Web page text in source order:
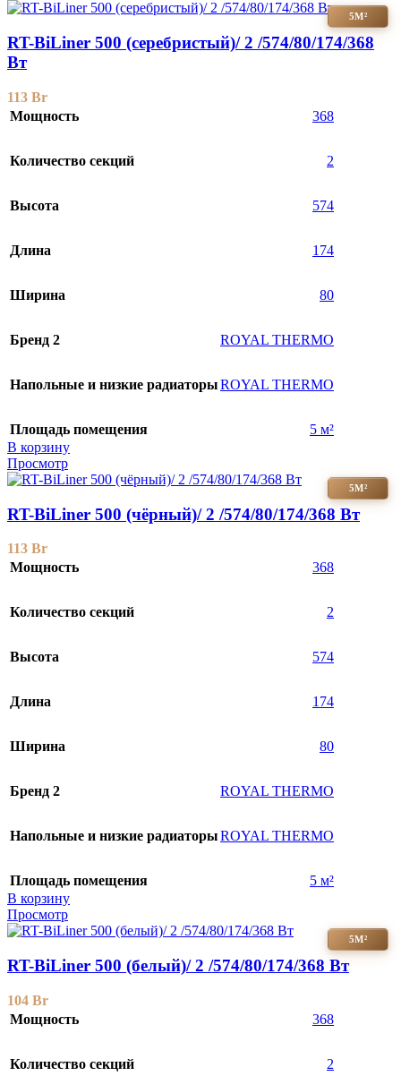
5М²
RT-BiLiner 500 (серебристый)/ 2 /574/80/174/368
Вт
113 Br
Мощность
368
Количество секций 2
Высота 574
Длина 174
Ширина 80
Бренд 2 ROYAL THERMO
Напольные и низкие радиаторыROYAL THERMO
Площадь помещения
5 м²
В корзину
Просмотр
5М²
RT-BiLiner 500 (чёрный)/ 2 /574/80/174/368 Вт
113 Br
Мощность
368
Количество секций 2
Высота 574
Длина 174
Ширина 80
Бренд 2 ROYAL THERMO
Напольные и низкие радиаторыROYAL THERMO
Площадь помещения
5 м²
В корзину
Просмотр
5М²
RT-BiLiner 500 (белый)/ 2 /574/80/174/368 Вт
104 Br
Мощность
368
Количество секций 2